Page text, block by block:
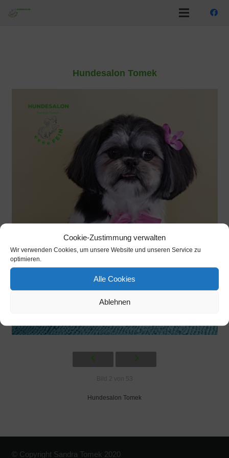
Cookie-Zustimmung verwalten
Wir verwenden Cookies, um unsere Website und unseren Service zu
optimieren.
Alle Cookies
Ablehnen
Hundesalon Tomek
Hundesalon Tomek
© Copyright Sandra Tomek 2020